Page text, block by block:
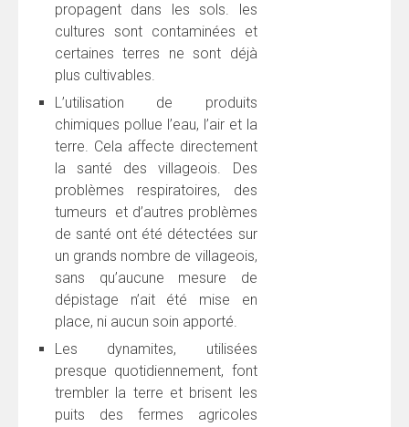
propagent dans les sols. les
cultures sont contaminées et
certaines terres ne sont déjà
plus cultivables.
L’utilisation de produits
chimiques pollue l’eau, l’air et la
terre. Cela affecte directement
la santé des villageois. Des
problèmes respiratoires, des
tumeurs et d’autres problèmes
de santé ont été détectées sur
un grands nombre de villageois,
sans qu’aucune mesure de
dépistage n’ait été mise en
place, ni aucun soin apporté.
Les dynamites, utilisées
presque quotidiennement, font
trembler la terre et brisent les
puits des fermes agricoles